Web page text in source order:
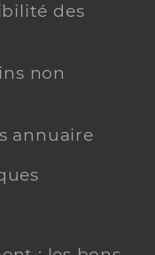
des
non
annuaire